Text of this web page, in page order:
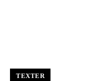
TEXTER